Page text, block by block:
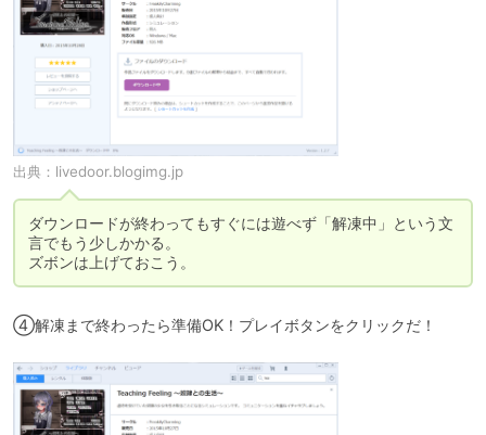
出典： livedoor.blogimg.jp
ダウンロードが終わってもすぐには遊べず「解凍中」という文
言でもう少しかかる。
ズボンは上げておこう。
④解凍まで終わったら準備OK！プレイボタンをクリックだ！